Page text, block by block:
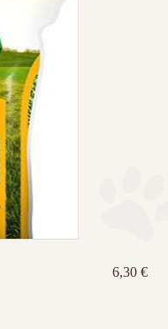
6,30€